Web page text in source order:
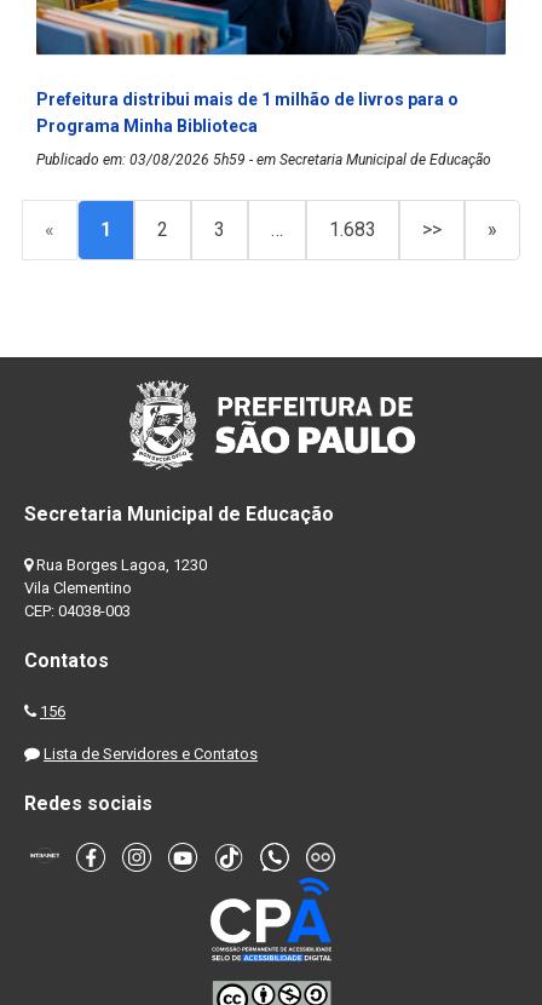
Prefeitura distribui mais de 1 milhão de livros para o
Programa Minha Biblioteca
Publicado em: 03/08/2026 5h59 - em Secretaria Municipal de Educação
« 1 2 3 … 1.683 >> »
Secretaria Municipal de Educação
Rua Borges Lagoa, 1230
Vila Clementino
CEP: 04038-003
Contatos
156
Lista de Servidores e Contatos
Redes sociais